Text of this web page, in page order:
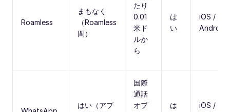
Roamless
まもなく
（Roamless
間）
たり
0.01
米ド
ルか
ら
は
い
iOS /
Android
はい（アプ
国際
通話
オプ
は
iOS /